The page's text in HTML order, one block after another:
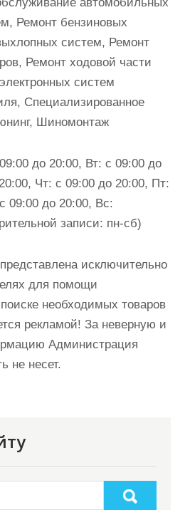
Ремонт бензиновых
систем, Ремонт
Ремонт ходовой части
систем
Специализированное
Шиномонтаж
до 20:00, Вт: с 09:00 до
Чт: с 09:00 до 20:00, Пт:
09:00 до 20:00, Вс:
записи: пн-сб)
исключительно
для помощи
необходимых товаров
рекламой! За неверную и
Администрация
не несет.